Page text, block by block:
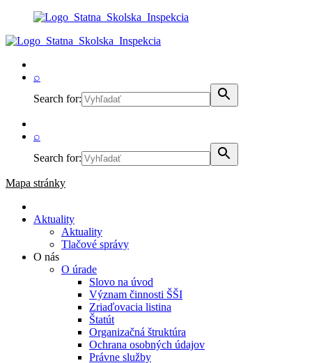
⌕
Search for:
⌕
Search for:
Mapa stránky
Aktuality
Aktuality
Tlačové správy
O nás
O úrade
Slovo na úvod
Význam činnosti ŠŠI
Zriaďovacia listina
Štatút
Organizačná štruktúra
Ochrana osobných údajov
Právne služby